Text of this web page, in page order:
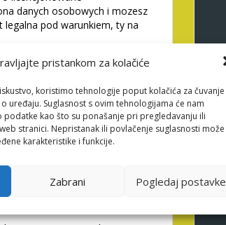
pristankom za kolačiće
koristimo tehnologije poput kolačića za čuvanje
uređaju. Suglasnost s ovim tehnologijama će nam
kao što su ponašanje pri pregledavanju ili
stranici. Nepristanak ili povlačenje suglasnosti može
karakteristike i funkcije.
Zabrani Pogledaj postavke
danych osobowych i mozesz
pod warunkiem, ty na
i wydajnosc. Jesli chcesz
kasyno i
programy. Jakie certyfikaty sa
obserwowac na dziale
�najbardziej praktyczna
daje, kiedy powinienes
z szczyt pietnasty%.
i mozesz mobilnej oraz
technik zakupow, razem z
PSCD oraz kryptowaluty.